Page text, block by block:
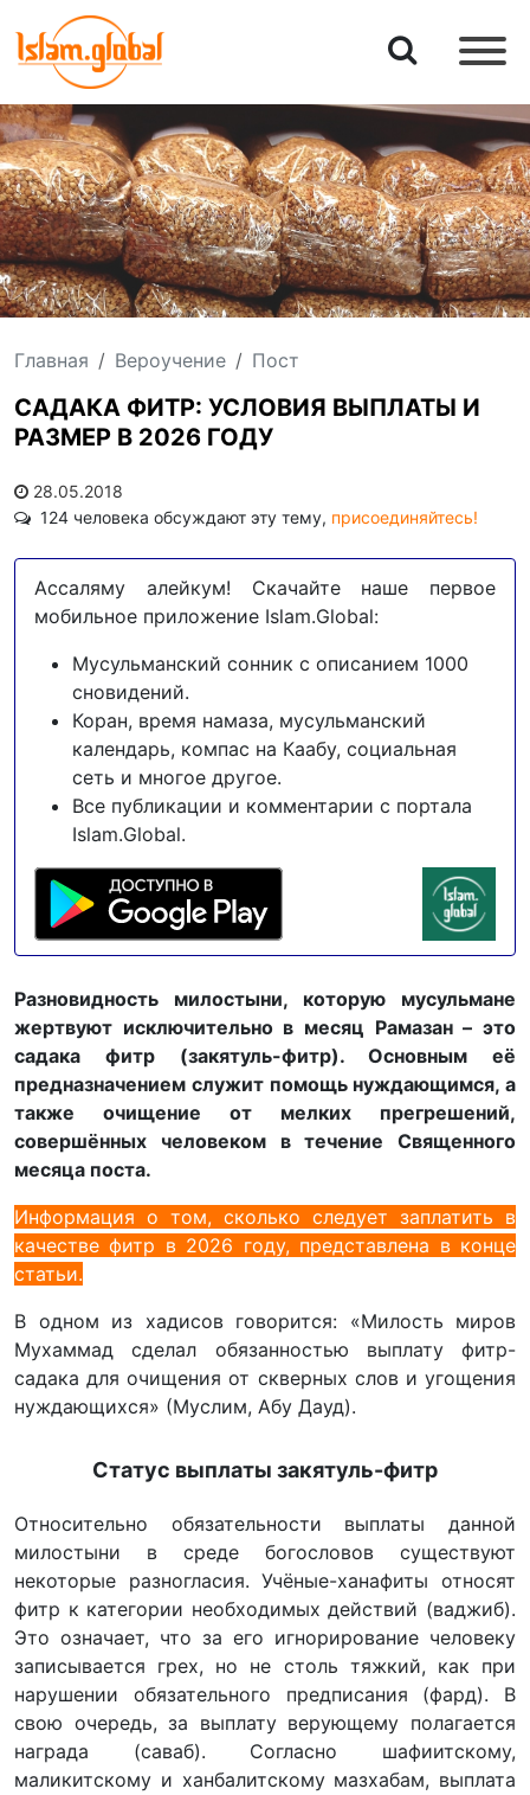
Главная Вероучение Пост
САДАКА ФИТР: УСЛОВИЯ ВЫПЛАТЫ И
РАЗМЕР В 2026 ГОДУ
28.05.2018
124 человека обсуждают эту тему, присоединяйтесь!
Ассаляму алейкум! Скачайте наше первое
мобильное приложение Islam.Global:
Мусульманский сонник с описанием 1000
сновидений.
Коран, время намаза, мусульманский
календарь, компас на Каабу, социальная
сеть и многое другое.
Все публикации и комментарии с портала
Islam.Global.
Разновидность милостыни, которую мусульмане
жертвуют исключительно в месяц Рамазан – это
садака фитр (закятуль-фитр). Основным её
предназначением служит помощь нуждающимся, а
также очищение от мелких прегрешений,
совершённых человеком в течение Священного
месяца поста.
Информация о том, сколько следует заплатить в
качестве фитр в 2026 году, представлена в конце
статьи.
В одном из хадисов говорится: «Милость миров
Мухаммад сделал обязанностью выплату фитр-
садака для очищения от скверных слов и угощения
нуждающихся» (Муслим, Абу Дауд).
Статус выплаты закятуль-фитр
Относительно обязательности выплаты данной
милостыни в среде богословов существуют
некоторые разногласия. Учёные-ханафиты относят
фитр к категории необходимых действий (ваджиб).
Это означает, что за его игнорирование человеку
записывается грех, но не столь тяжкий, как при
нарушении обязательного предписания (фард). В
свою очередь, за выплату верующему полагается
награда (саваб). Согласно шафиитскому,
маликитскому и ханбалитскому мазхабам, выплата